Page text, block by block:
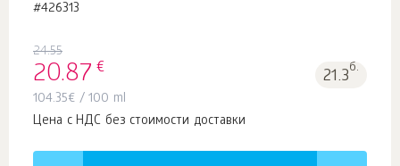
#426313
24.55
20.87 € 21.3б.
104.35€ / 100 ml
Цена с НДС без стоимости доставки